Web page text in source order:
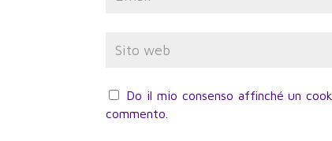
Do il mio consenso affinché un
commento.